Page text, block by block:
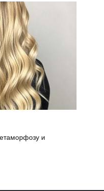
и